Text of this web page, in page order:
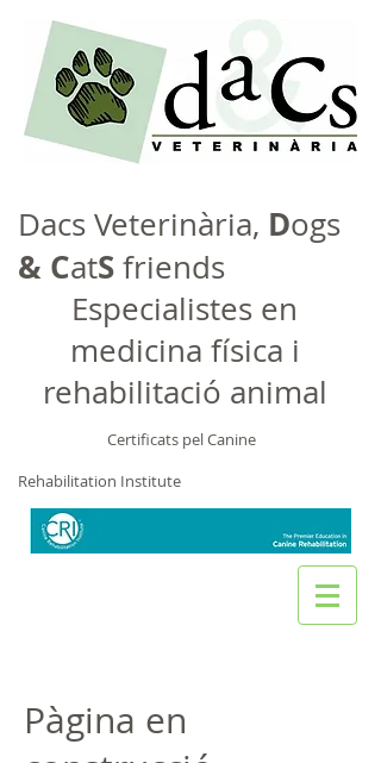
Dacs Veterinària, Dogs
& CatS friends
Especialistes en
medicina física i
rehabilitació animal
Certificats pel Canine
Rehabilitation Institute
Pàgina en